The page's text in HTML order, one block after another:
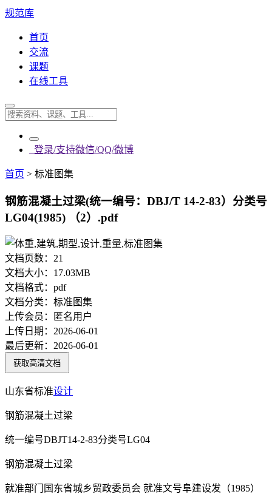
规范库
首页
交流
课题
在线工具
登录/支持微信/QQ/微博
首页 > 标准图集
钢筋混凝土过梁(统一编号：DBJ/T 14-2-83）分类号
LG04(1985) （2）.pdf
文档页数： 21
文档大小： 17.03MB
文档格式： pdf
文档分类： 标准图集
上传会员：
匿名用户
上传日期： 2026-06-01
最后更新： 2026-06-01
获取高清文档
山东省标准设计
钢筋混凝土过梁
统一编号DBJT14-2-83分类号LG04
钢筋混凝土过梁
就准部门国东省城乡贸政委员会 就准文号阜建设发（1985）